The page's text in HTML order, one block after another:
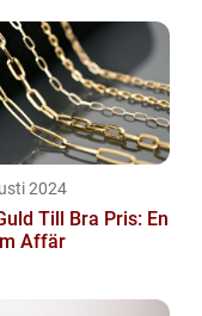
2024
Till Bra Pris: En
Affär